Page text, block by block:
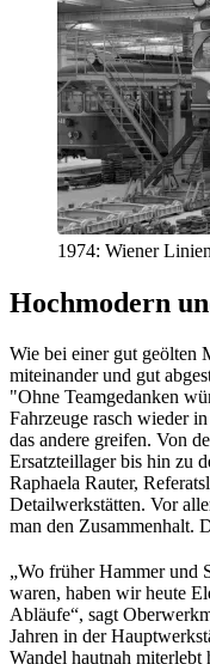
1974: Wiener
Hochmodern
Wie bei einer gut geölten
miteinander und gut
"Ohne Teamgedanken
Fahrzeuge rasch wieder
das andere greifen. Von
Ersatzteillager bis hin zu
Raphaela Rauter,
Detailwerkstätten. Vor
man den Zusammenhalt.
„Wo früher Hammer und
waren, haben wir heute
Abläufe“, sagt
Jahren in der
Wandel hautnah